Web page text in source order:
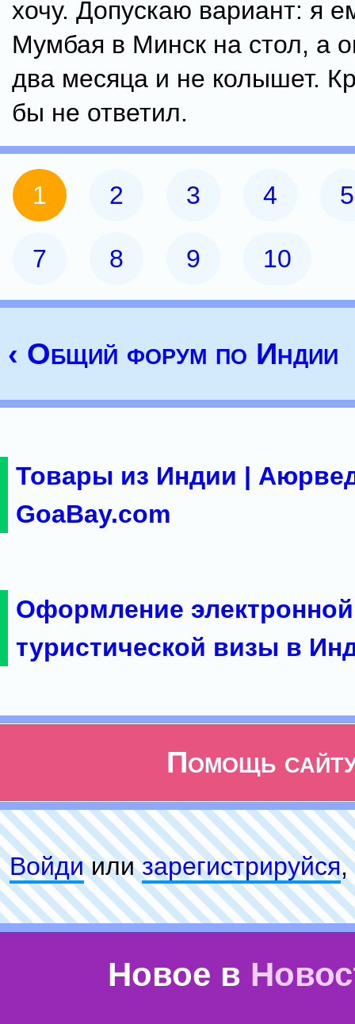
хочу. Допускаю вариант: я
Мумбая в Минск на стол, а
два месяца и не колышет.
бы не ответил.
1 2 3 4 5
7 8 9 10
‹ Общий форум по Индии
Товары из Индии |
GoaBay.com
Оформление электронной
туристической визы в
Помощь
Войдиилизарeгиcтpируйся,
Новое в